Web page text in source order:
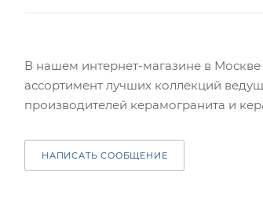
В нашем интернет-магазине в
ассортимент лучших коллекций
производителей керамогранита и
НАПИСАТЬ СООБЩЕНИЕ